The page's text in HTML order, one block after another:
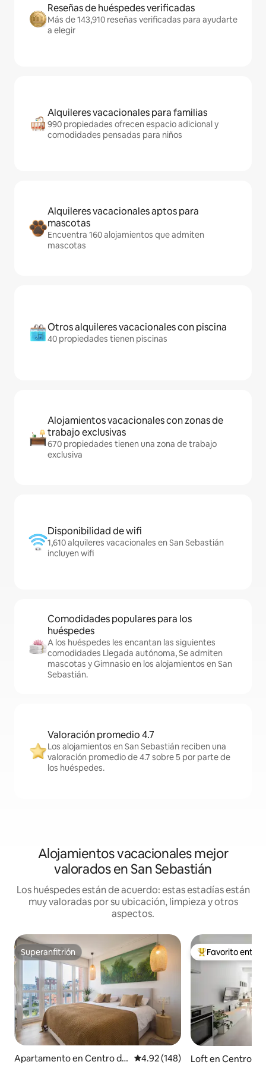
Reseñas de huéspedes verificadas
Más de 143,910 reseñas verificadas para ayudarte
a elegir
Alquileres vacacionales para familias
990 propiedades ofrecen espacio adicional y
comodidades pensadas para niños
Alquileres vacacionales aptos para
mascotas
Encuentra 160 alojamientos que admiten
mascotas
Otros alquileres vacacionales con piscina
40 propiedades tienen piscinas
Alojamientos vacacionales con zonas de
trabajo exclusivas
670 propiedades tienen una zona de trabajo
exclusiva
Disponibilidad de wifi
1,610 alquileres vacacionales en San Sebastián
incluyen wifi
Comodidades populares para los
huéspedes
A los huéspedes les encantan las siguientes
comodidades Llegada autónoma, Se admiten
mascotas y Gimnasio en los alojamientos en San
Sebastián.
Valoración promedio 4.7
Los alojamientos en San Sebastián reciben una
valoración promedio de 4.7 sobre 5 por parte de
los huéspedes.
Alojamientos vacacionales mejor
valorados en San Sebastián
Los huéspedes están de acuerdo: estas estadías están
muy valoradas por su ubicación, limpieza y otros
aspectos.
Superanfitrión
Superanfitrión
Apartamento en Centro de
Calificación promedio: 4.92 de
4.92 (148)
Favorito entre
Favorito entre
Loft en Centro de